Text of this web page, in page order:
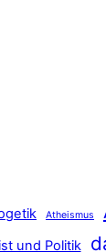
Atheismus
und Politik